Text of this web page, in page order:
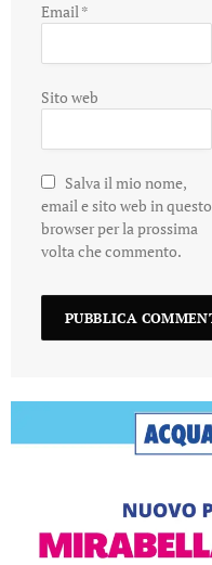
Email*
Sito web
Salva il mio nome,
email e sito web in questo
browser per la prossima
volta che commento.